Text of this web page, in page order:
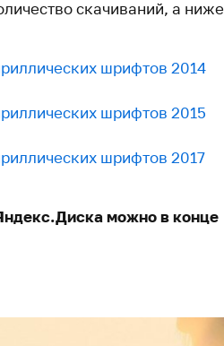
скачиваний, а ниже
шрифтов 2014
шрифтов 2015
шрифтов 2017
можно в конце